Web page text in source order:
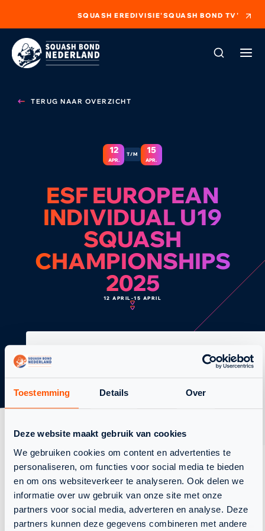
Toestemming Details Over
Deze website maakt gebruik van cookies
We gebruiken cookies om content en advertenties te
personaliseren, om functies voor social media te bieden
en om ons websiteverkeer te analyseren. Ook delen we
informatie over uw gebruik van onze site met onze
partners voor social media, adverteren en analyse. Deze
partners kunnen deze gegevens combineren met andere
SQUASH EREDIVISIE'SQUASH BOND TV'
TERUG NAAR OVERZICHT
12
APR.
T/M 15
APR.
ESF EUROPEAN
INDIVIDUAL U19
SQUASH
CHAMPIONSHIPS
2025
12 APRIL -15 APRIL
KENMERKEN
SPECIFICATIES
Datum:12 april 2025
TERUG NAAR OVERZICHT